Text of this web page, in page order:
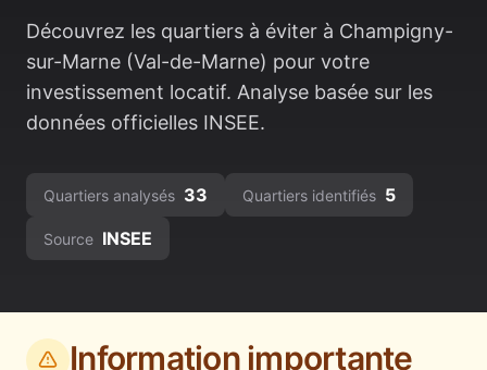
Découvrez les quartiers à éviter à Champigny-
sur-Marne (Val-de-Marne) pour votre
investissement locatif. Analyse basée sur les
données officielles INSEE.
Quartiers analysés 33 Quartiers identifiés 5
Source INSEE
Information importante